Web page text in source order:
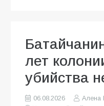
лет
убийства
06.08.2026
Алена